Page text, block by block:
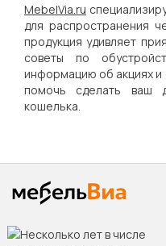
MebelVia.ru
для распространения
продукция удивляет
советы по
информацию об акциях и
помочь сделать ваш
кошелька.